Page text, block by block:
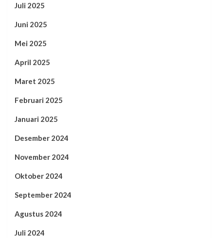
Juli 2025
Juni 2025
Mei 2025
April 2025
Maret 2025
Februari 2025
Januari 2025
Desember 2024
November 2024
Oktober 2024
September 2024
Agustus 2024
Juli 2024